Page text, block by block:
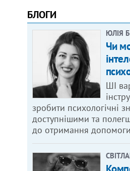
БЛОГИ
ЮЛІЯ
Чи
ШІ
зробити психологічні
доступнішими та
до отримання